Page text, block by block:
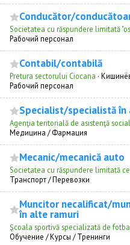
Conducător/
Societatea cu răspundere limitată
Рабочий персонал
Contabil/contabilă
Pretura sectorului Ciocana ·
Рабочий персонал
Specialist/specialistă în
Agenţia teritorială de asistenţă
Медицина / Фармация
Mecanic/mecanică auto
Societatea cu răspundere limitată
Транспорт / Перевозки
Muncitor necalificat/
în alte ramuri
Şcoala sportivă specializată de
Обучение / Курсы / Тренинги